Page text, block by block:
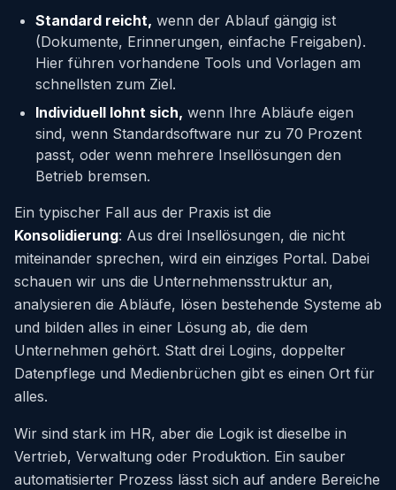
Standard reicht, wenn der Ablauf gängig ist
(Dokumente, Erinnerungen, einfache Freigaben).
Hier führen vorhandene Tools und Vorlagen am
schnellsten zum Ziel.
Individuell lohnt sich, wenn Ihre Abläufe eigen
sind, wenn Standardsoftware nur zu 70 Prozent
passt, oder wenn mehrere Insellösungen den
Betrieb bremsen.
Ein typischer Fall aus der Praxis ist die
Konsolidierung: Aus drei Insellösungen, die nicht
miteinander sprechen, wird ein einziges Portal. Dabei
schauen wir uns die Unternehmensstruktur an,
analysieren die Abläufe, lösen bestehende Systeme ab
und bilden alles in einer Lösung ab, die dem
Unternehmen gehört. Statt drei Logins, doppelter
Datenpflege und Medienbrüchen gibt es einen Ort für
alles.
Wir sind stark im HR, aber die Logik ist dieselbe in
Vertrieb, Verwaltung oder Produktion. Ein sauber
automatisierter Prozess lässt sich auf andere Bereiche